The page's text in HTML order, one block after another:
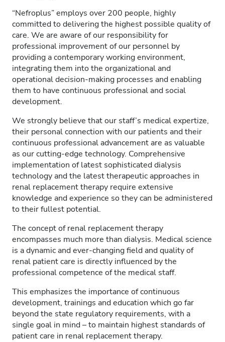
“Nefroplus” employs over 200 people, highly
committed to delivering the highest possible quality of
care. We are aware of our responsibility for
professional improvement of our personnel by
providing a contemporary working environment,
integrating them into the organizational and
operational decision-making processes and enabling
them to have continuous professional and social
development.
We strongly believe that our staff’s medical expertize,
their personal connection with our patients and their
continuous professional advancement are as valuable
as our cutting-edge technology. Comprehensive
implementation of latest sophisticated dialysis
technology and the latest therapeutic approaches in
renal replacement therapy require extensive
knowledge and experience so they can be administered
to their fullest potential.
The concept of renal replacement therapy
encompasses much more than dialysis. Medical science
is a dynamic and ever-changing field and quality of
renal patient care is directly influenced by the
professional competence of the medical staff.
This emphasizes the importance of continuous
development, trainings and education which go far
beyond the state regulatory requirements, with a
single goal in mind – to maintain highest standards of
patient care in renal replacement therapy.